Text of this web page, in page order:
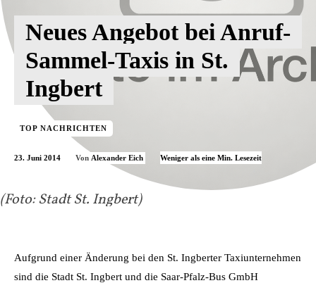
(Foto: Stadt St. Ingbert)
Neues Angebot bei Anruf-
Sammel-Taxis in St.
Ingbert
TOP NACHRICHTEN
23. Juni 2014 Von Alexander Eich Weniger als eine Min. Lesezeit
Aufgrund einer Änderung bei den St. Ingberter Taxiunternehmen
sind die Stadt St. Ingbert und die Saar-Pfalz-Bus GmbH